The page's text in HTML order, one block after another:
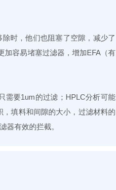
时，他们也阻塞了空隙，减少了
加容易堵塞过滤器，增加EFA（有
需要1um的过滤；HPLC分析可能
填料和间隙的大小，过滤材料的
器有效的拦截。